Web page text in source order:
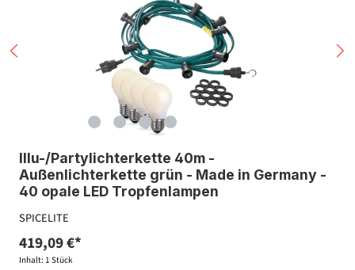
Illu-/Partylichterkette 40m -
Außenlichterkette grün - Made in Germany -
40 opale LED Tropfenlampen
SPICELITE
419,09 €*
Inhalt: 1 Stück